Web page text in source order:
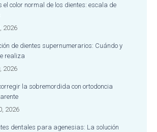
el color normal de los dientes: escala de
2026
de dientes supernumerarios: Cuándo y
realiza
2026
la sobremordida con ortodoncia
2026
dentales para agenesias: La solución